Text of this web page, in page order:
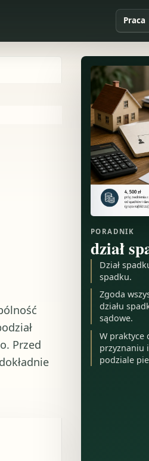
Praca
Przed
PORADNIK
dział
Dział
spadku.
Zgoda
działu
sądowe.
W praktyce
przyznaniu
podziale